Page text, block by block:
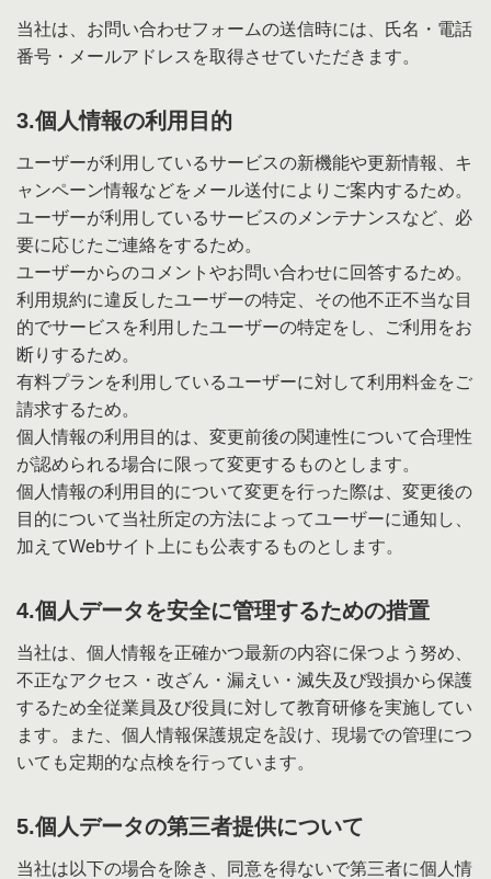
当社は、お問い合わせフォームの送信時には、氏名・電話
番号・メールアドレスを取得させていただきます。
3.個人情報の利用目的
ユーザーが利用しているサービスの新機能や更新情報、キ
ャンペーン情報などをメール送付によりご案内するため。
ユーザーが利用しているサービスのメンテナンスなど、必
要に応じたご連絡をするため。
ユーザーからのコメントやお問い合わせに回答するため。
利用規約に違反したユーザーの特定、その他不正不当な目
的でサービスを利用したユーザーの特定をし、ご利用をお
断りするため。
有料プランを利用しているユーザーに対して利用料金をご
請求するため。
個人情報の利用目的は、変更前後の関連性について合理性
が認められる場合に限って変更するものとします。
個人情報の利用目的について変更を行った際は、変更後の
目的について当社所定の方法によってユーザーに通知し、
加えてWebサイト上にも公表するものとします。
4.個人データを安全に管理するための措置
当社は、個人情報を正確かつ最新の内容に保つよう努め、
不正なアクセス・改ざん・漏えい・滅失及び毀損から保護
するため全従業員及び役員に対して教育研修を実施してい
ます。また、個人情報保護規定を設け、現場での管理につ
いても定期的な点検を行っています。
5.個人データの第三者提供について
当社は以下の場合を除き、同意を得ないで第三者に個人情